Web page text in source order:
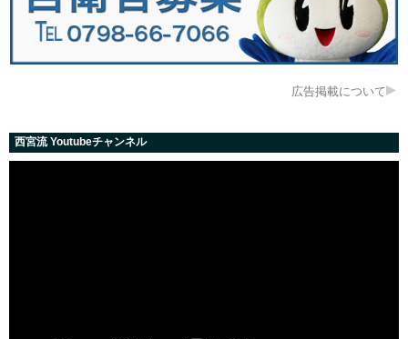
広告掲載について
西宮流 Youtubeチャンネル